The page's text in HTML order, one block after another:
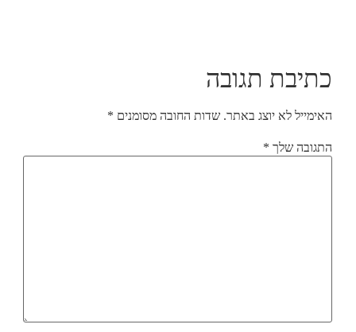
כתיבת תגובה
האימייל לא יוצג באתר. שדות החובה מסומנים *
התגובה שלך *